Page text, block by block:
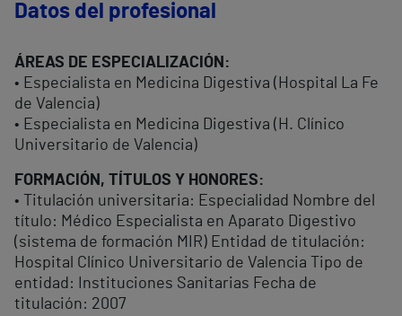
Datos del profesional
ÁREAS DE ESPECIALIZACIÓN:
• Especialista en Medicina Digestiva (Hospital La Fe
de Valencia)
• Especialista en Medicina Digestiva (H. Clínico
Universitario de Valencia)
FORMACIÓN, TÍTULOS Y HONORES:
• Titulación universitaria: Especialidad Nombre del
título: Médico Especialista en Aparato Digestivo
(sistema de formación MIR) Entidad de titulación:
Hospital Clínico Universitario de Valencia Tipo de
entidad: Instituciones Sanitarias Fecha de
titulación: 2007